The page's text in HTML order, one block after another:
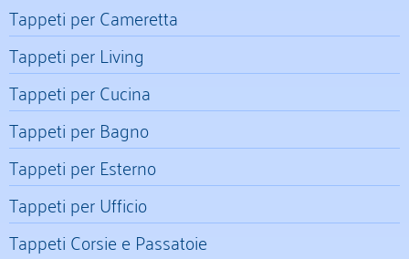
Tappeti per Cameretta
Tappeti per Living
Tappeti per Cucina
Tappeti per Bagno
Tappeti per Esterno
Tappeti per Ufficio
Tappeti Corsie e Passatoie